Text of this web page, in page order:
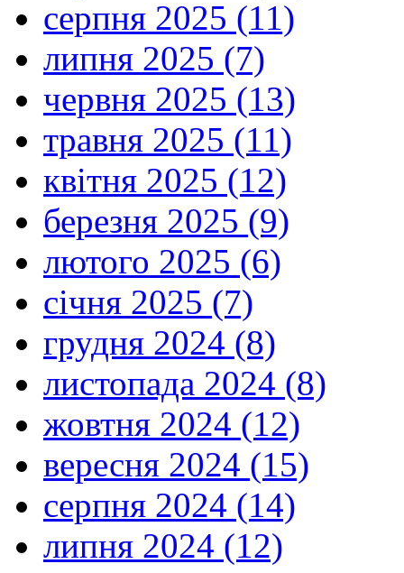
серпня 2025 (11)
липня 2025 (7)
червня 2025 (13)
травня 2025 (11)
квітня 2025 (12)
березня 2025 (9)
лютого 2025 (6)
січня 2025 (7)
грудня 2024 (8)
листопада 2024 (8)
жовтня 2024 (12)
вересня 2024 (15)
серпня 2024 (14)
липня 2024 (12)